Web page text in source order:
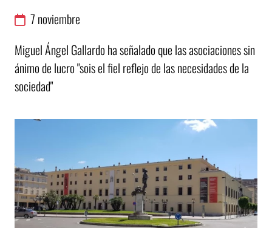
7 noviembre
Miguel Ángel Gallardo ha señalado que las asociaciones sin
ánimo de lucro "sois el fiel reflejo de las necesidades de la
sociedad"